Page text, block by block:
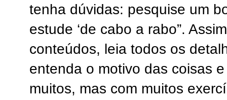
tenha dúvidas: pesquise um
estude ‘de cabo a rabo”.
conteúdos, leia todos os
entenda o motivo das coisas
muitos, mas com muitos